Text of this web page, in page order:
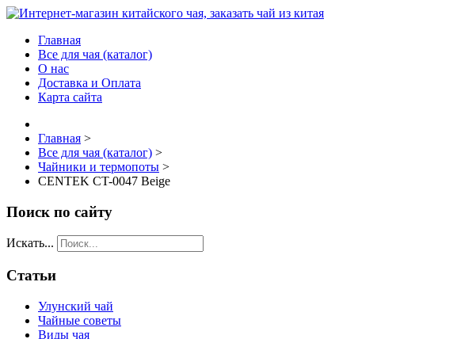
Главная
Все для чая (каталог)
О нас
Доставка и Оплата
Карта сайта
Главная >
Все для чая (каталог) >
Чайники и термопоты >
CENTEK CT-0047 Beige
Поиск по сайту
Искать...
Статьи
Улунский чай
Чайные советы
Виды чая